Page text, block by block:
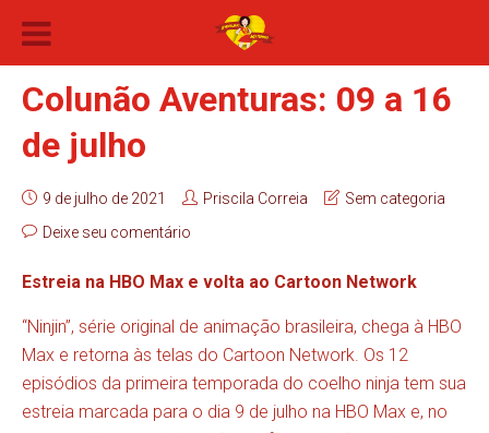
Colunão Aventuras: 09 a 16
de julho
9 de julho de 2021 Priscila Correia
Sem categoria
Deixe seu comentário
Estreia na HBO Max e volta ao Cartoon Network
“Ninjin”, série original de animação brasileira, chega à HBO
Max e retorna às telas do Cartoon Network. Os 12
episódios da primeira temporada do coelho ninja tem sua
estreia marcada para o dia 9 de julho na HBO Max e, no